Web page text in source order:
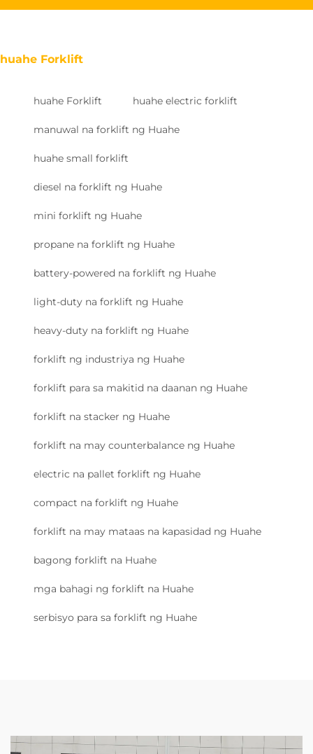
huahe Forklift
huahe Forklift huahe electric forklift
manuwal na forklift ng Huahe
huahe small forklift
diesel na forklift ng Huahe
mini forklift ng Huahe
propane na forklift ng Huahe
battery-powered na forklift ng Huahe
light-duty na forklift ng Huahe
heavy-duty na forklift ng Huahe
forklift ng industriya ng Huahe
forklift para sa makitid na daanan ng Huahe
forklift na stacker ng Huahe
forklift na may counterbalance ng Huahe
electric na pallet forklift ng Huahe
compact na forklift ng Huahe
forklift na may mataas na kapasidad ng Huahe
bagong forklift na Huahe
mga bahagi ng forklift na Huahe
serbisyo para sa forklift ng Huahe